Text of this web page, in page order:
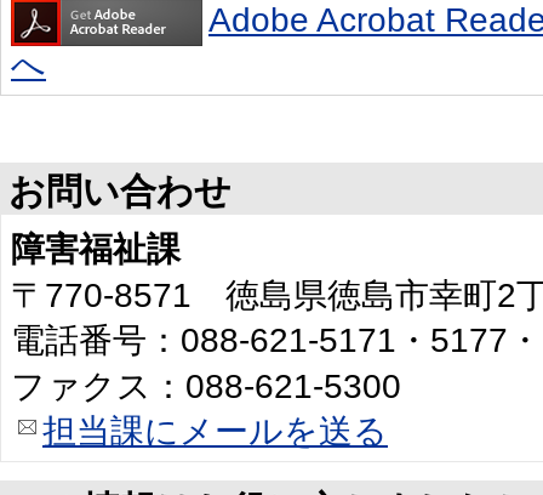
Adobe Acrobat
へ
お問い合わせ
障害福祉課
〒770-8571 徳島県徳島市幸町2
電話番号：088-621-5171・5177
ファクス：088-621-5300
担当課にメールを送る